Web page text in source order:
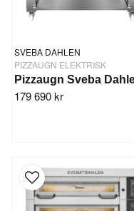
SVEBA DAHLEN
PIZZAUGN ELEKTRISK
179 690 kr